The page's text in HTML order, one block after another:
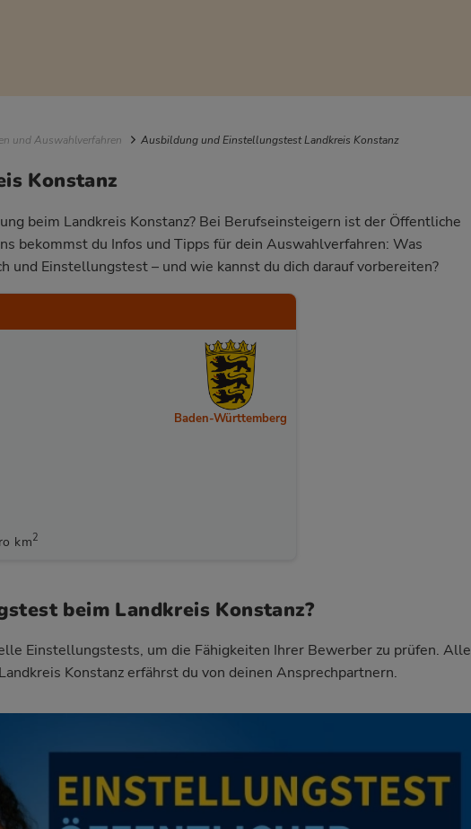
und Auswahlverfahren Ausbildung und Einstellungstest Landkreis Konstanz
Konstanz
beim Landkreis Konstanz? Bei Berufseinsteigern ist der Öffentliche
bekommst du Infos und Tipps für dein Auswahlverfahren: Was
und Einstellungstest – und wie kannst du dich darauf vorbereiten?
km2
Baden-Württemberg
beim Landkreis Konstanz?
Einstellungstests, um die Fähigkeiten Ihrer Bewerber zu prüfen. Alle
Konstanzerfährst du von deinen Ansprechpartnern.